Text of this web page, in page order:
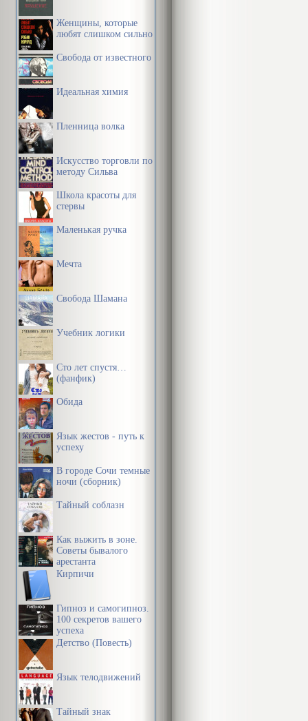
Женщины, которые
любят слишком сильно
Свобода от известного
Идеальная химия
Пленница волка
Искусство торговли по
методу Сильва
Школа красоты для
стервы
Маленькая ручка
Мечта
Свобода Шамана
Учебник логики
Сто лет спустя…
(фанфик)
Обида
Язык жестов - путь к
успеху
В городе Сочи темные
ночи (сборник)
Тайный соблазн
Как выжить в зоне.
Советы бывалого
арестанта
Кирпичи
Гипноз и самогипноз.
100 секретов вашего
успеха
Детство (Повесть)
Язык телодвижений
Тайный знак